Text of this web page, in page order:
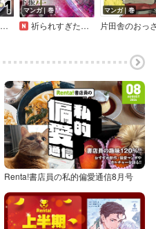
マンガ｜巻
祈られすぎた氷河期世代は軍神に転生し復讐の刃を振り下ろす（合本版）
マンガ｜巻
Renta!書店員の私的偏愛通信8月号